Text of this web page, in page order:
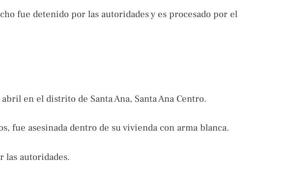
fue detenido por las autoridades y es procesado por el
en el distrito de Santa Ana, Santa Ana Centro.
fue asesinada dentro de su vivienda con arma blanca.
las autoridades.